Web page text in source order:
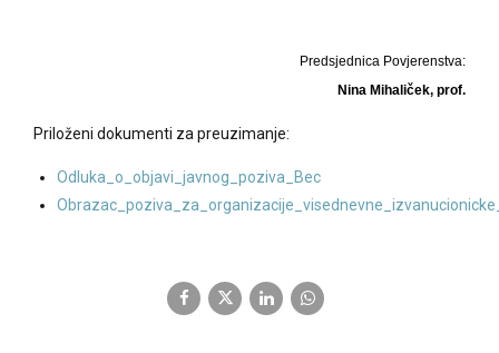
Predsjednica Povjerenstva:
Nina Mihaliček, prof.
Priloženi dokumenti za preuzimanje:
Odluka_o_objavi_javnog_poziva_Bec